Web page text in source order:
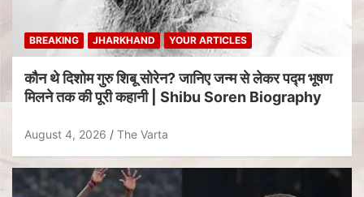
BREAKING JHARKHAND YOUR ARTICLES
कौन थे दिशोम गुरु शिबू सोरेन? जानिए जन्म से लेकर पद्म भूषण
मिलने तक की पूरी कहानी | Shibu Soren Biography
August 4, 2026 The Varta